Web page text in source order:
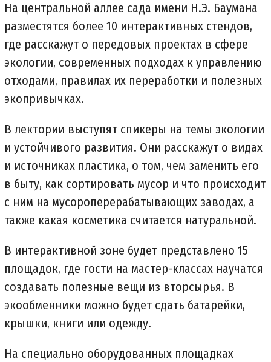
На центральной аллее сада имени Н.Э. Баумана
разместятся более 10 интерактивных стендов,
где расскажут о передовых проектах в сфере
экологии, современных подходах к управлению
отходами, правилах их переработки и полезных
экопривычках.
В лектории выступят спикеры на темы экологии
и устойчивого развития. Они расскажут о видах
и источниках пластика, о том, чем заменить его
в быту, как сортировать мусор и что происходит
с ним на мусороперерабатывающих заводах, а
также какая косметика считается натуральной.
В интерактивной зоне будет представлено 15
площадок, где гости на мастер-классах научатся
создавать полезные вещи из вторсырья. В
экообменники можно будет сдать батарейки,
крышки, книги или одежду.
На специально оборудованных площадках